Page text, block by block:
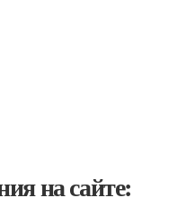
на сайте: